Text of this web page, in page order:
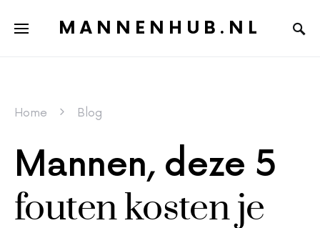
MANNENHUB.NL
Home Blog
Mannen, deze 5
fouten kosten je